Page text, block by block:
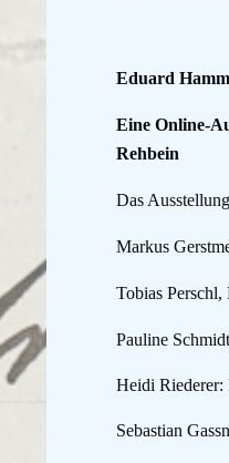
Eduard
Eine Online-
Rehbein
Das
Markus
Tobias
Pauline
Heidi Riederer:
Sebastian